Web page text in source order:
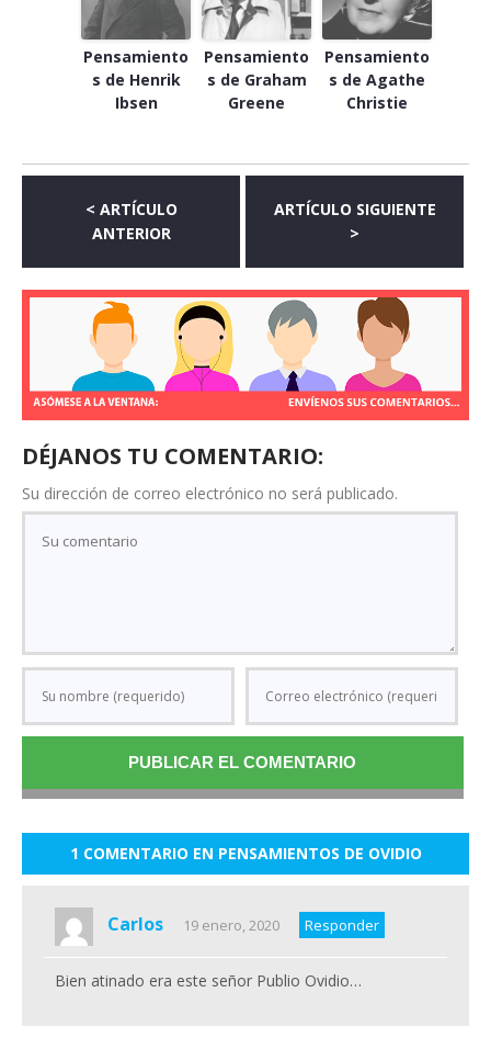
Pensamiento
s de Henrik
Ibsen
Pensamiento
s de Graham
Greene
Pensamiento
s de Agathe
Christie
< ARTÍCULO
ANTERIOR
ARTÍCULO SIGUIENTE
>
DÉJANOS TU COMENTARIO:
Su dirección de correo electrónico no será publicado.
1 COMENTARIO EN PENSAMIENTOS DE OVIDIO
Carlos 19 enero, 2020 Responder
Bien atinado era este señor Publio Ovidio…